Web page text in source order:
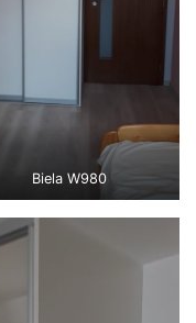
Biela W980